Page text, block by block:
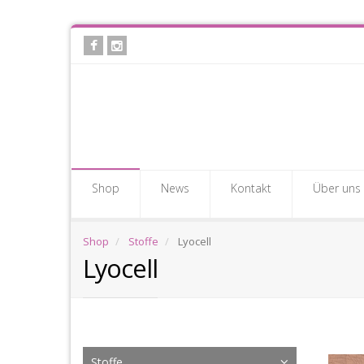
Skip
Shop News Kontakt Über uns
Shop Stoffe Lyocell
Lyocell